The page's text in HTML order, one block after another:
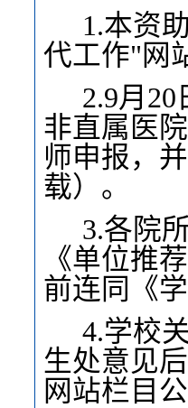
1.本资
代工作"网
2.9月
非直属医
师申报，
载）。
3.各院
《单位推
前连同《
4.学校
生处意见
网站栏目